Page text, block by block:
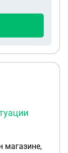
ли был я
магазине,